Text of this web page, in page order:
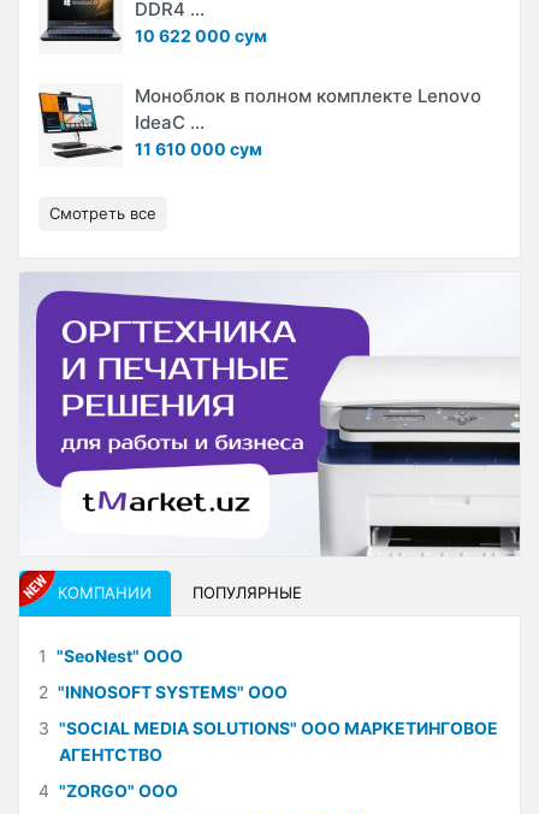
DDR4 ...
10 622 000 сум
Моноблок в полном комплекте Lenovo
IdeaC ...
11 610 000 сум
Смотреть все
КОМПАНИИ ПОПУЛЯРНЫЕ
1 "SeoNest" ООО
2 "INNOSOFT SYSTEMS" ООО
3 "SOCIAL MEDIA SOLUTIONS" ООО МАРКЕТИНГОВОЕ
АГЕНТСТВО
4 "ZORGO" ООО